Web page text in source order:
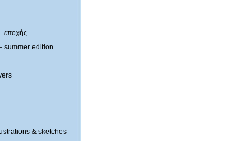
εποχής
summer edition
& sketches